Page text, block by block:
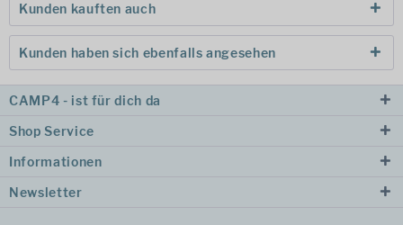
Kunden kauften auch
Kunden haben sich ebenfalls angesehen
CAMP4 - ist für dich da
Shop Service
Informationen
Newsletter